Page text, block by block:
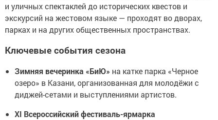
и уличных спектаклей до исторических квестов и
экскурсий на жестовом языке — проходят во дворах,
парках и на других общественных пространствах.
Ключевые события сезона
Зимняя вечеринка «БиЮ» на катке парка «Черное
озеро» в Казани, организованная для молодёжи с
диджей-сетами и выступлениями артистов.
XI Всероссийский фестиваль-ярмарка